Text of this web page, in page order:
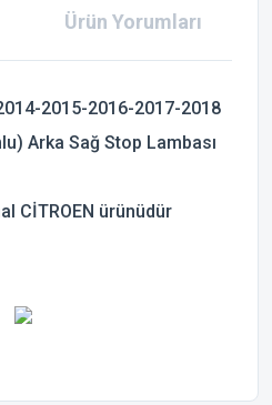
Ürün Yorumları
2015-2016-2017-2018
Arka Sağ Stop Lambası
CİTROEN ürünüdür